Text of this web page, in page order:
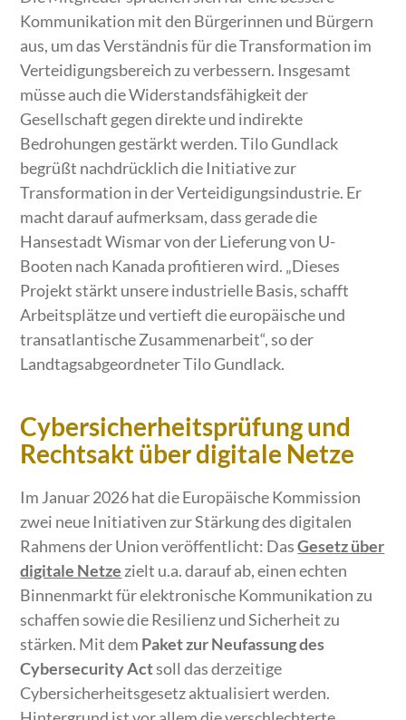
Kommunikation mit den Bürgerinnen und Bürgern
aus, um das Verständnis für die Transformation im
Verteidigungsbereich zu verbessern. Insgesamt
müsse auch die Widerstandsfähigkeit der
Gesellschaft gegen direkte und indirekte
Bedrohungen gestärkt werden. Tilo Gundlack
begrüßt nachdrücklich die Initiative zur
Transformation in der Verteidigungsindustrie. Er
macht darauf aufmerksam, dass gerade die
Hansestadt Wismar von der Lieferung von U-
Booten nach Kanada profitieren wird. „Dieses
Projekt stärkt unsere industrielle Basis, schafft
Arbeitsplätze und vertieft die europäische und
transatlantische Zusammenarbeit“, so der
Landtagsabgeordneter Tilo Gundlack.
Cybersicherheitsprüfung und
Rechtsakt über digitale Netze
Im Januar 2026 hat die Europäische Kommission
zwei neue Initiativen zur Stärkung des digitalen
Rahmens der Union veröffentlicht: DasGesetz über
digitale Netze zielt u.a. darauf ab, einen echten
Binnenmarkt für elektronische Kommunikation zu
schaffen sowie die Resilienz und Sicherheit zu
stärken. Mit dem Paket zur Neufassung des
Cybersecurity Actsoll das derzeitige
Cybersicherheitsgesetz aktualisiert werden.